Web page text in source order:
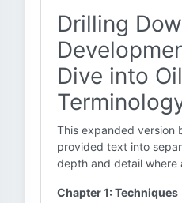
Drilling
Dive into
This expanded version
provided text into
depth and detail where
Chapter 1: Techniques